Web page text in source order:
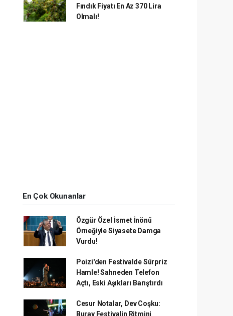
Fındık Fiyatı En Az 370 Lira
Olmalı!
En Çok Okunanlar
Özgür Özel İsmet İnönü
Örneğiyle Siyasete Damga
Vurdu!
Poizi'den Festivalde Sürpriz
Hamle! Sahneden Telefon
Açtı, Eski Aşıkları Barıştırdı
Cesur Notalar, Dev Coşku:
Buray Festivalin Ritmini